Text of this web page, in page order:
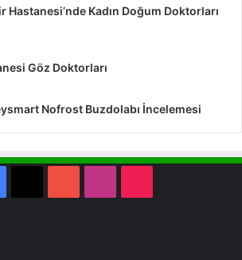
Hastanesi’nde Kadın Doğum Doktorları
Göz Doktorları
Nofrost Buzdolabı İncelemesi